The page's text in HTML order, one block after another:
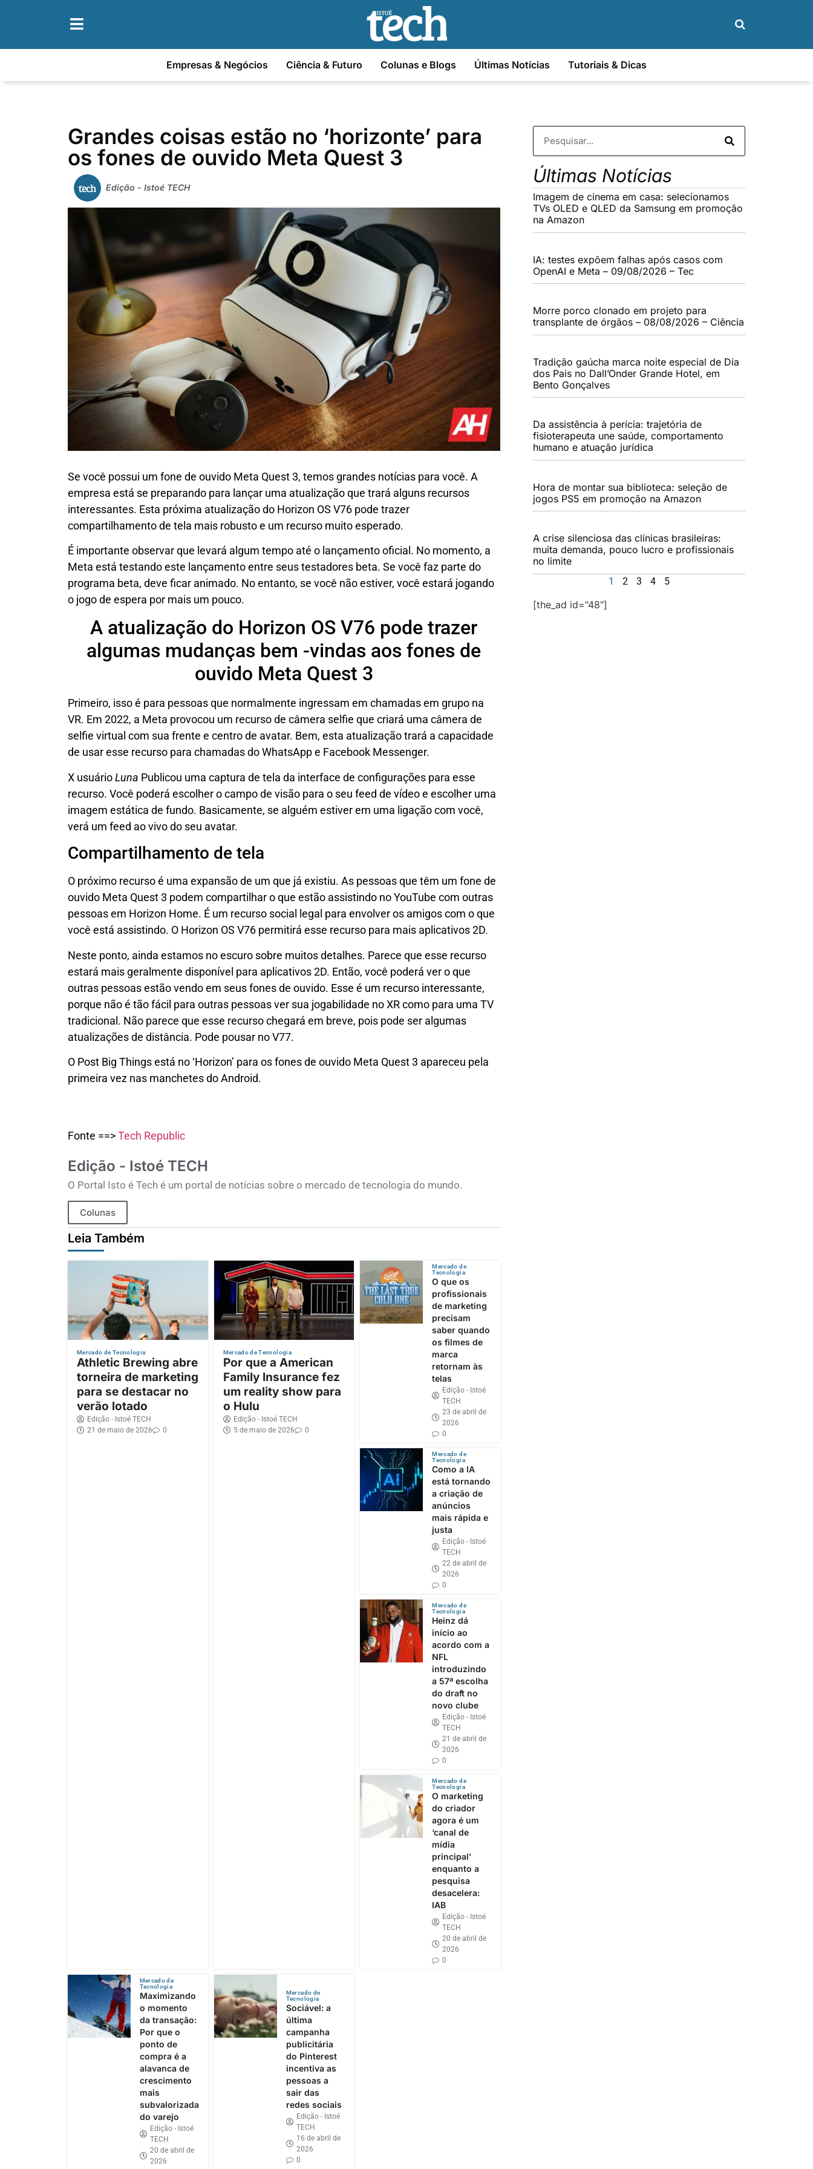
Empresas & Negócios Ciência & Futuro Colunas e Blogs Últimas Notícias Tutoriais & Dicas
Grandes coisas estão no ‘horizonte’ para
os fones de ouvido Meta Quest 3
Edição - Istoé TECH
Se você possui um fone de ouvido Meta Quest 3, temos grandes notícias para você. A
empresa está se preparando para lançar uma atualização que trará alguns recursos
interessantes. Esta próxima atualização do Horizon OS V76 pode trazer
compartilhamento de tela mais robusto e um recurso muito esperado.
É importante observar que levará algum tempo até o lançamento oficial. No momento, a
Meta está testando este lançamento entre seus testadores beta. Se você faz parte do
programa beta, deve ficar animado. No entanto, se você não estiver, você estará jogando
o jogo de espera por mais um pouco.
A atualização do Horizon OS V76 pode trazer
algumas mudanças bem -vindas aos fones de
ouvido Meta Quest 3
Primeiro, isso é para pessoas que normalmente ingressam em chamadas em grupo na
VR. Em 2022, a Meta provocou um recurso de câmera selfie que criará uma câmera de
selfie virtual com sua frente e centro de avatar. Bem, esta atualização trará a capacidade
de usar esse recurso para chamadas do WhatsApp e Facebook Messenger.
X usuárioLuna Publicou uma captura de tela da interface de configurações para esse
recurso. Você poderá escolher o campo de visão para o seu feed de vídeo e escolher uma
imagem estática de fundo. Basicamente, se alguém estiver em uma ligação com você,
verá um feed ao vivo do seu avatar.
Compartilhamento de tela
O próximo recurso é uma expansão de um que já existiu. As pessoas que têm um fone de
ouvido Meta Quest 3 podem compartilhar o que estão assistindo no YouTube com outras
pessoas em Horizon Home. É um recurso social legal para envolver os amigos com o que
você está assistindo. O Horizon OS V76 permitirá esse recurso para mais aplicativos 2D.
Neste ponto, ainda estamos no escuro sobre muitos detalhes. Parece que esse recurso
estará mais geralmente disponível para aplicativos 2D. Então, você poderá ver o que
outras pessoas estão vendo em seus fones de ouvido. Esse é um recurso interessante,
porque não é tão fácil para outras pessoas ver sua jogabilidade no XR como para uma TV
tradicional. Não parece que esse recurso chegará em breve, pois pode ser algumas
atualizações de distância. Pode pousar no V77.
O Post Big Things está no ‘Horizon’ para os fones de ouvido Meta Quest 3 apareceu pela
primeira vez nas manchetes do Android.
Fonte ==>Tech Republic
Edição - Istoé TECH
O Portal Isto é Tech é um portal de notícias sobre o mercado de tecnologia do mundo.
Colunas
Leia Também
Mercado de Tecnologia
Athletic Brewing abre
torneira de marketing
para se destacar no
verão lotado
Edição - Istoé TECH
21 de maio de 2026
0
Mercado de Tecnologia
Por que a American
Family Insurance fez
um reality show para
o Hulu
Edição - Istoé TECH
5 de maio de 2026
0
Mercado de
Tecnologia
O que os
profissionais
de marketing
precisam
saber quando
os filmes de
marca
retornam às
telas
Edição - Istoé
TECH
23 de abril de
2026
0
Mercado de
Tecnologia
Como a IA
está tornando
a criação de
anúncios
mais rápida e
justa
Edição - Istoé
TECH
22 de abril de
2026
0
Mercado de
Tecnologia
Heinz dá
início ao
acordo com a
NFL
introduzindo
a 57ª escolha
do draft no
novo clube
Edição - Istoé
TECH
21 de abril de
2026
0
Mercado de
Tecnologia
O marketing
do criador
agora é um
‘canal de
mídia
principal’
enquanto a
pesquisa
desacelera:
IAB
Edição - Istoé
TECH
20 de abril de
2026
0
Mercado de
Tecnologia
Maximizando
o momento
da transação:
Por que o
ponto de
compra é a
alavanca de
crescimento
mais
subvalorizada
do varejo
Edição - Istoé
TECH
20 de abril de
2026
Mercado de
Tecnologia
Sociável: a
última
campanha
publicitária
do Pinterest
incentiva as
pessoas a
sair das
redes sociais
Edição - Istoé
TECH
16 de abril de
2026
0
Últimas Notícias
Imagem de cinema em casa: selecionamos
TVs OLED e QLED da Samsung em promoção
na Amazon
IA: testes expõem falhas após casos com
OpenAI e Meta – 09/08/2026 – Tec
Morre porco clonado em projeto para
transplante de órgãos – 08/08/2026 – Ciência
Tradição gaúcha marca noite especial de Dia
dos Pais no Dall’Onder Grande Hotel, em
Bento Gonçalves
Da assistência à perícia: trajetória de
fisioterapeuta une saúde, comportamento
humano e atuação jurídica
Hora de montar sua biblioteca: seleção de
jogos PS5 em promoção na Amazon
A crise silenciosa das clínicas brasileiras:
muita demanda, pouco lucro e profissionais
no limite
1 2 3 4 5
[the_ad id="48"]